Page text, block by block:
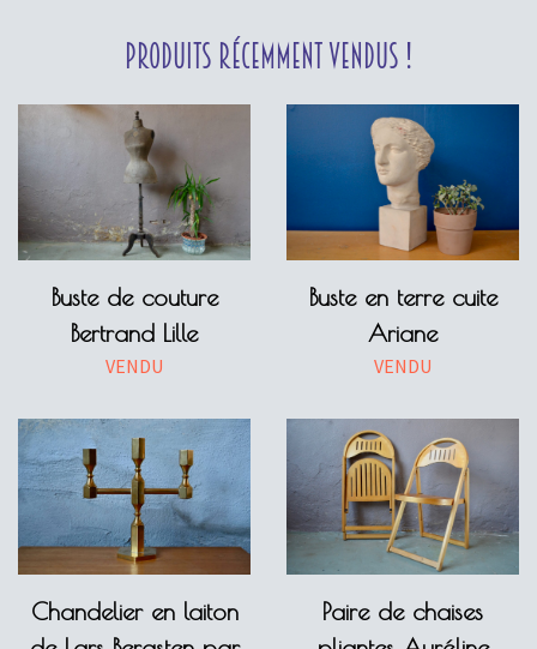
Produits récemment vendus !
Buste de couture
Bertrand Lille
VENDU
Buste en terre cuite
Ariane
VENDU
Chandelier en laiton
Paire de chaises